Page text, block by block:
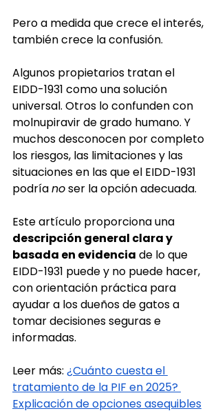
Pero a medida que crece el interés,
también crece la confusión.
Algunos propietarios tratan el
EIDD-1931 como una solución
universal. Otros lo confunden con
molnupiravir de grado humano. Y
muchos desconocen por completo
los riesgos, las limitaciones y las
situaciones en las que el EIDD-1931
podríanoser la opción adecuada.
Este artículo proporciona una
descripción general clara y
basada en evidencia de lo que
EIDD-1931 puede y no puede hacer,
con orientación práctica para
ayudar a los dueños de gatos a
tomar decisiones seguras e
informadas.
Leer más: ¿Cuánto cuesta el
tratamiento de la PIF en 2025?
Explicación de opciones asequibles